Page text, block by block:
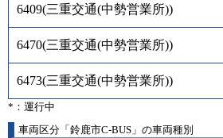
6409(三重交通(中勢営業所))
6470(三重交通(中勢営業所))
6473(三重交通(中勢営業所))
*：運行中
車両区分「鈴鹿市C-BUS」の車両種別